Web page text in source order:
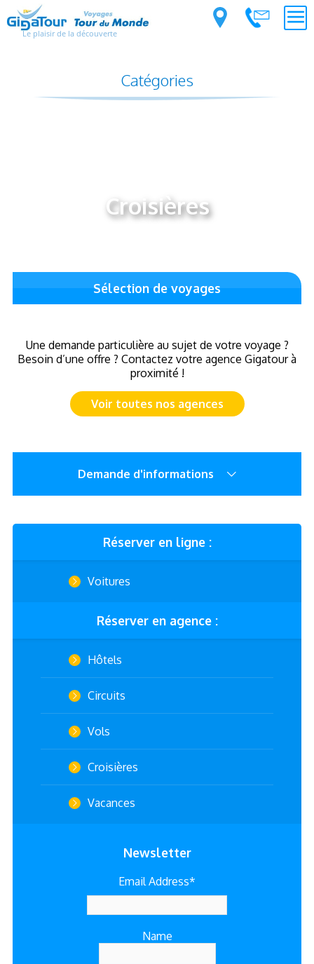
Le plaisir de la découverte
Catégories
Réserver en ligne :
Voitures
Réserver en agence :
Hôtels
Circuits
Vols
Croisières
Vacances
Newsletter
Email Address*
Name
Croisières
Sélection de voyages
Une demande particulière au sujet de votre voyage ?
Besoin d’une offre ? Contactez votre agence Gigatour à
proximité !
Voir toutes nos agences
Demande d'informations